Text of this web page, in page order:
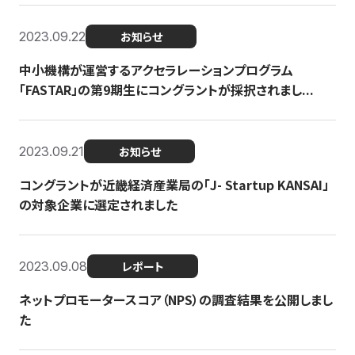
2023.09.22 お知らせ
中小機構が運営するアクセラレーションプログラム
「FASTAR」の第9期生にコングラントが採択されまし...
2023.09.21 お知らせ
コングラントが近畿経済産業局の「J- Startup KANSAI」
の対象企業に選定されました
2023.09.08 レポート
ネットプロモータースコア（NPS）の調査結果を公開しまし
た